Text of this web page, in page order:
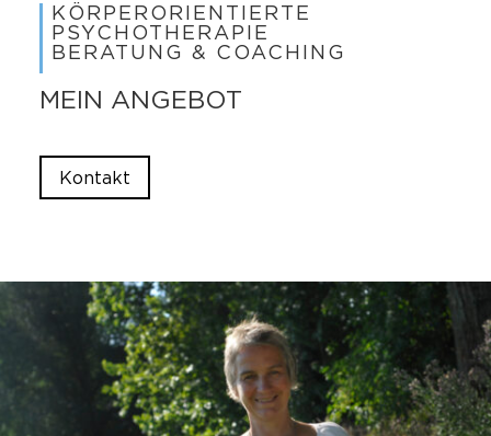
KÖRPERORIENTIERTE
PSYCHOTHERAPIE
BERATUNG & COACHING
MEIN ANGEBOT
Kontakt